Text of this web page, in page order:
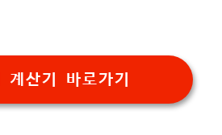
계산기 바로가기